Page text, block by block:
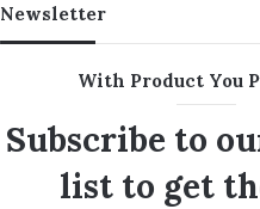
Newsletter
With Product You
Subscribe to
list to get